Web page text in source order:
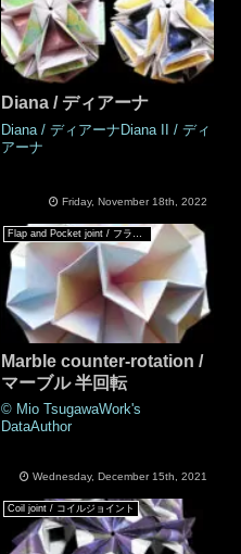
Diana / ディアーナ
Diana / ディアーナDiana II / ディ
アーナ
Friday, November 18th, 2022
Flap and Pocket joint / フラップ & ポケットジョイント
Marble counter-rotation /
マーブル 半回転
© Mio TsugawaWork's
DataAuthor
Wednesday, December 15th, 2021
Coil joint / コイルジョイント